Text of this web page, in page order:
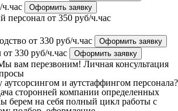
Оформить заявку
персонал от 350 руб/ч.час
от 330 руб/ч.час Оформить заявку
от 330 руб/ч.час Оформить заявку
вам перезвоним! Личная консультация
и аутстаффингом персонала?
сторонней компании определенных
берем на себя полный цикл работы с